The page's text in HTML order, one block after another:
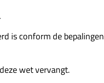
is conform de bepalingen
wet vervangt.